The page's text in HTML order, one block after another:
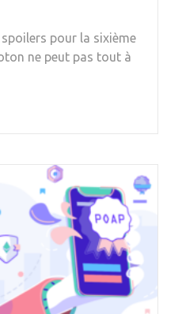
pour la sixième
ne peut pas tout à